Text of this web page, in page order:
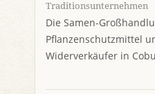
Traditionsunternehmen
Die Samen-
Pflanzenschutzmittel
Widerverkäufer in